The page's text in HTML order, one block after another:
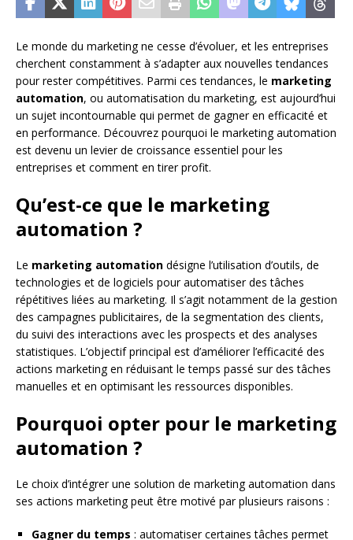
Le monde du marketing ne cesse d’évoluer, et les entreprises
cherchent constamment à s’adapter aux nouvelles tendances
pour rester compétitives. Parmi ces tendances, le marketing
automation, ou automatisation du marketing, est aujourd’hui
un sujet incontournable qui permet de gagner en efficacité et
en performance. Découvrez pourquoi le marketing automation
est devenu un levier de croissance essentiel pour les
entreprises et comment en tirer profit.
Qu’est-ce que le marketing
automation ?
Le marketing automation désigne l’utilisation d’outils, de
technologies et de logiciels pour automatiser des tâches
répétitives liées au marketing. Il s’agit notamment de la gestion
des campagnes publicitaires, de la segmentation des clients,
du suivi des interactions avec les prospects et des analyses
statistiques. L’objectif principal est d’améliorer l’efficacité des
actions marketing en réduisant le temps passé sur des tâches
manuelles et en optimisant les ressources disponibles.
Pourquoi opter pour le marketing
automation ?
Le choix d’intégrer une solution de marketing automation dans
ses actions marketing peut être motivé par plusieurs raisons :
Gagner du temps : automatiser certaines tâches permet